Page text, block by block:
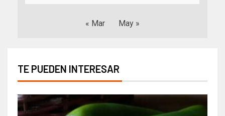
« Mar May »
TE PUEDEN INTERESAR